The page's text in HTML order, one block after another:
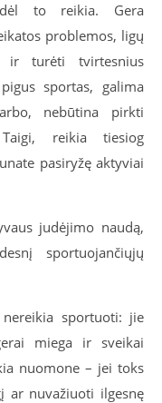
to reikia. Gera
problemos, ligų
ir turėti tvirtesnius
sportas, galima
nebūtina pirkti
reikia tiesiog
pasiryžę aktyviai
judėjimo naudą,
sportuojančiųjų
sportuoti: jie
miega ir sveikai
nuomone – jei toks
ar nuvažiuoti ilgesnę